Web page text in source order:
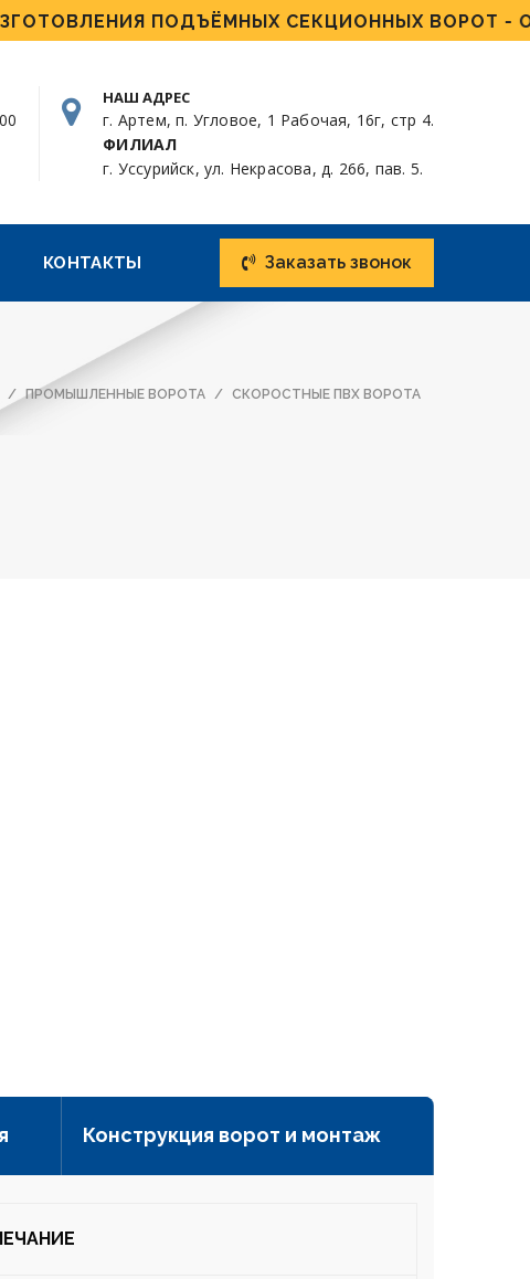
ПОДЪЁМНЫХ СЕКЦИОННЫХ ВОРОТ - ОТ 4
НАШ АДРЕС
г. Артем, п. Угловое, 1 Рабочая, 16г, стр 4.
ФИЛИАЛ
г. Уссурийск, ул. Некрасова, д. 266, пав. 5.
КОНТАКТЫ Заказать звонок
ПРОМЫШЛЕННЫЕ ВОРОТА СКОРОСТНЫЕ ПВХ ВОРОТА
Конструкция ворот и монтаж